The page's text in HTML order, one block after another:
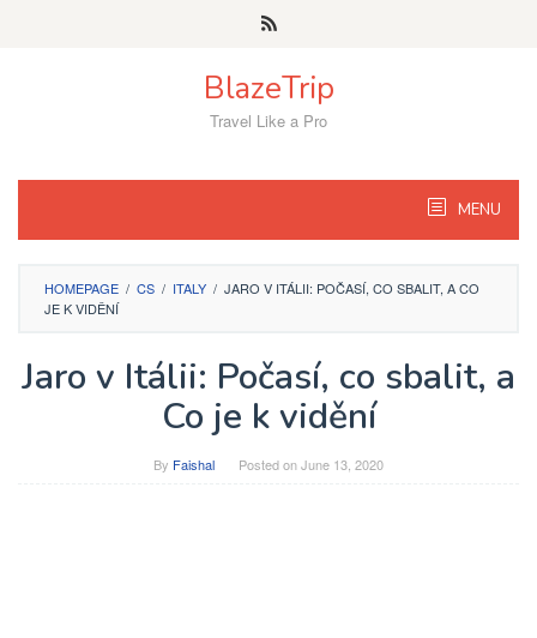
BlazeTrip
Travel Like a Pro
MENU
HOMEPAGE / CS / ITALY / JARO V ITÁLII: POČASÍ, CO SBALIT, A CO
JE K VIDĚNÍ
Jaro v Itálii: Počasí, co sbalit, a
Co je k vidění
By Faishal Posted onJune 13, 2020